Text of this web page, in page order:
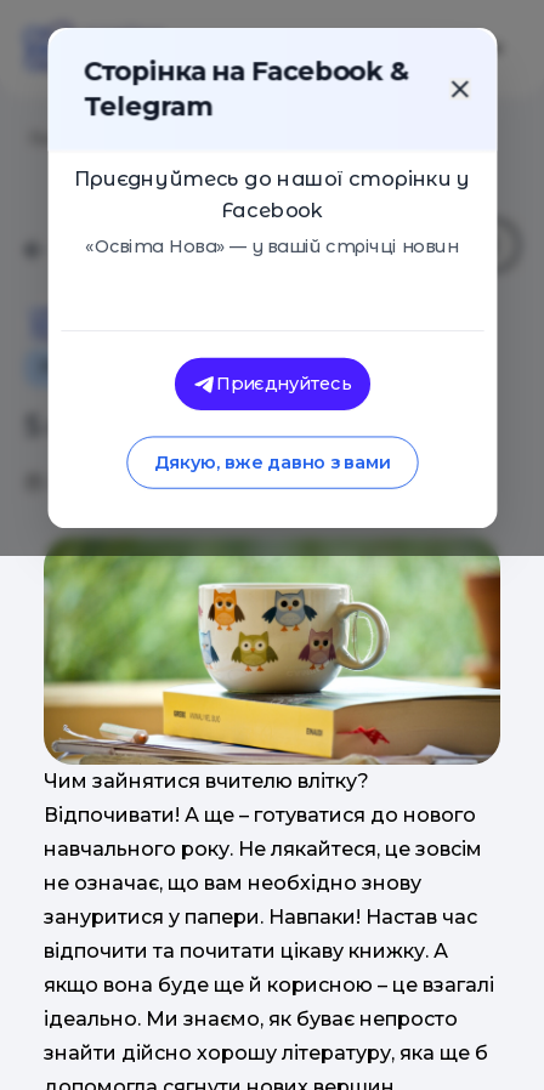
Навчальні матеріали
24.06.2019 7086 0
Чим зайнятися вчителю влітку?
Відпочивати! А ще – готуватися до нового
навчального року. Не лякайтеся, це зовсім
не означає, що вам необхідно знову
зануритися у папери. Навпаки! Настав час
відпочити та почитати цікаву книжку. А
якщо вона буде ще й корисною – це взагалі
ідеально. Ми знаємо, як буває непросто
знайти дійсно хорошу літературу, яка ще б
Сторінка на Facebook &
Telegram
Приєднуйтесь до нашої сторінки у
Facebook
«Освіта Нова» — у вашій стрічці новин
Приєднуйтесь
Дякую, вже давно з вами